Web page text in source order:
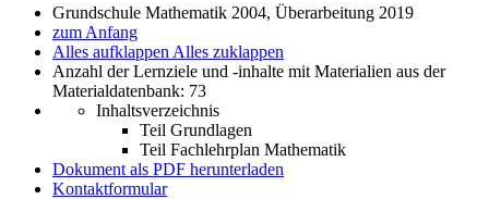
Grundschule Mathematik 2004, Überarbeitung 2019
zum Anfang
Alles aufklappen Alles zuklappen
Anzahl der Lernziele und -inhalte mit Materialien aus der
Materialdatenbank: 73
Inhaltsverzeichnis
Teil Grundlagen
Teil Fachlehrplan Mathematik
Dokument als PDF herunterladen
Kontaktformular